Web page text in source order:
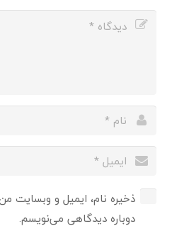
ذخیره نام، ایمیل و وبسایت
دوباره دیدگاهی می‌نویسم.